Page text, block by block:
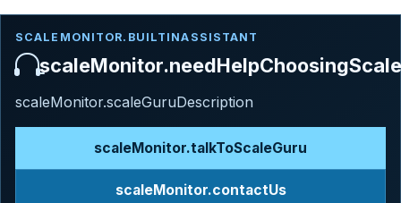
SCALEMONITOR.BUILTINASSISTANT
scaleMonitor.scaleGuruDescription
scaleMonitor.talkToScaleGuru
scaleMonitor.contactUs